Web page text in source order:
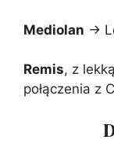
Mediolan →
Remis, z
połączenia z